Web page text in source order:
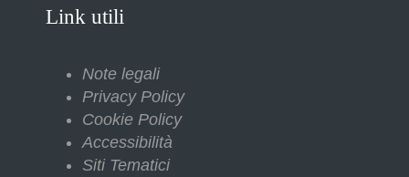
Link utili
Note legali
Privacy Policy
Cookie Policy
Accessibilità
Siti Tematici